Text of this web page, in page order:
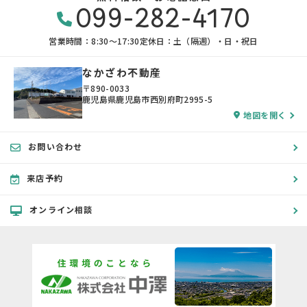
099-282-4170
営業時間：8:30〜17:30定休日：土（隔週）・日・祝日
なかざわ不動産
〒890-0033
鹿児島県鹿児島市西別府町2995-5
地図を開く
お問い合わせ
来店予約
オンライン相談